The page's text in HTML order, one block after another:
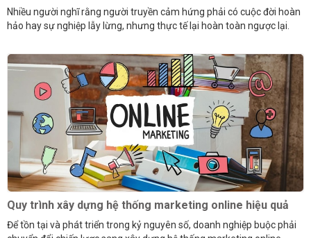
Nhiều người nghĩ rằng người truyền cảm hứng phải có cuộc đời hoàn
hảo hay sự nghiệp lẫy lừng, nhưng thực tế lại hoàn toàn ngược lại.
Quy trình xây dựng hệ thống marketing online hiệu quả
Để tồn tại và phát triển trong kỷ nguyên số, doanh nghiệp buộc phải